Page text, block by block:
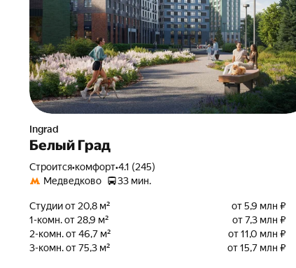
Ingrad
Белый Град
Строится•комфорт•4.1 (245)
Медведково
33 мин.
Студии от 20,8 м²
от 5,9 млн ₽
1-комн. от 28,9 м²
от 7,3 млн ₽
2-комн. от 46,7 м²
от 11,0 млн ₽
3-комн. от 75,3 м²
от 15,7 млн ₽